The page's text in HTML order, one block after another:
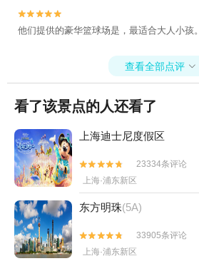


他们提供的豪华篮球场是，最适合大人小孩。
查看全部点评 
看了该景点的人还看了
上海迪士尼度假区


23334条评论
上海·浦东新区
东方明珠(5A)


33905条评论
上海·浦东新区